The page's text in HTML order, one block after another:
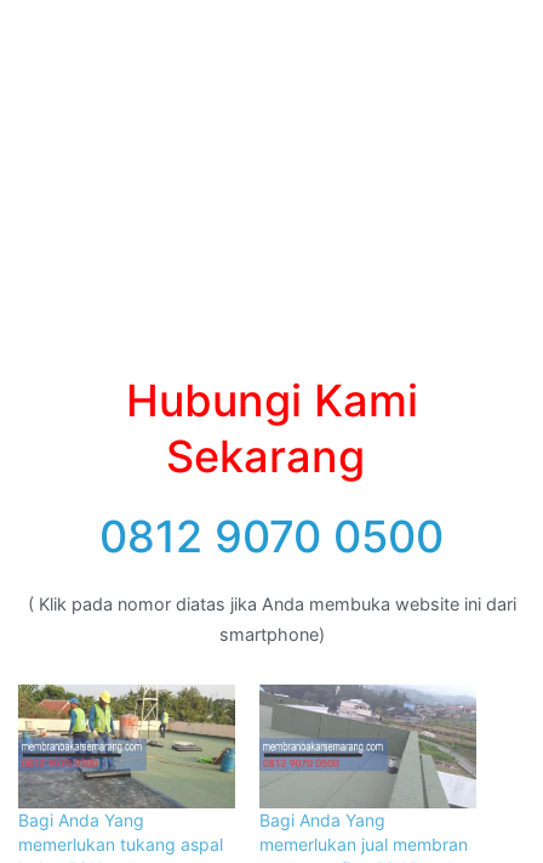
Hubungi Kami
Sekarang
0812 9070 0500
( Klik pada nomor diatas jika Anda membuka website ini dari
smartphone)
Bagi Anda Yang
memerlukan tukang aspal
Bagi Anda Yang
memerlukan jual membran